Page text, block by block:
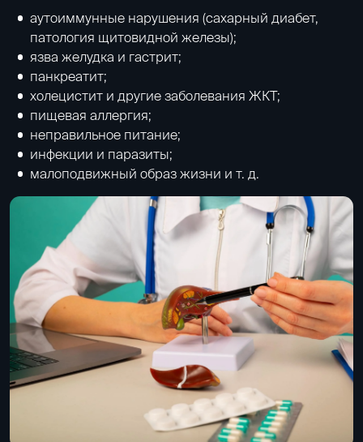
аутоиммунные нарушения (сахарный диабет,
патология щитовидной железы);
язва желудка и гастрит;
панкреатит;
холецистит и другие заболевания ЖКТ;
пищевая аллергия;
неправильное питание;
инфекции и паразиты;
малоподвижный образ жизни и т. д.